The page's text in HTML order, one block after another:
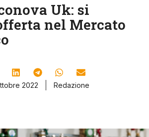
Uk: si
nel Mercato
2022
Redazione